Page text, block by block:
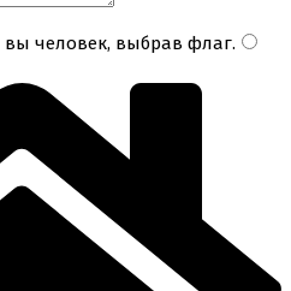
вы человек, выбрав флаг.